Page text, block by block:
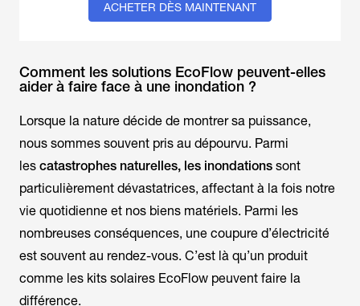
ACHETER DÈS MAINTENANT
Comment les solutions EcoFlow peuvent-elles
aider à faire face à une inondation ?
Lorsque la nature décide de montrer sa puissance,
nous sommes souvent pris au dépourvu. Parmi
les catastrophes naturelles, les inondations sont
particulièrement dévastatrices, affectant à la fois notre
vie quotidienne et nos biens matériels. Parmi les
nombreuses conséquences, une coupure d’électricité
est souvent au rendez-vous. C’est là qu’un produit
comme les kits solaires EcoFlow peuvent faire la
différence.